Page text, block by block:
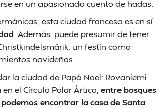
en un apasionado cuento de hadas.
esta ciudad francesa es en sí
. Además, puede presumir de tener
un festín como
navideños.
la ciudad de Papá Noel: Rovaniemi.
el Círculo Polar Ártico, entre bosques
encontrar la casa de Santa